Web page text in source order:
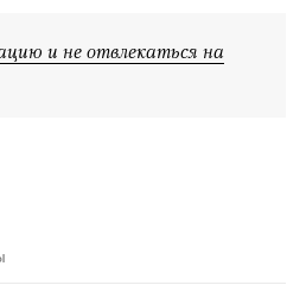
и не отвлекаться на